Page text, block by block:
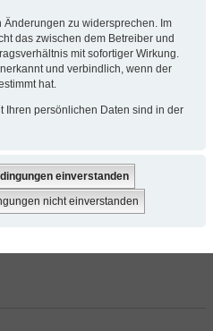
Änderungen zu widersprechen. Im
das zwischen dem Betreiber und
mit sofortiger Wirkung.
und verbindlich, wenn der
hat.
Ihren persönlichen Daten sind in der